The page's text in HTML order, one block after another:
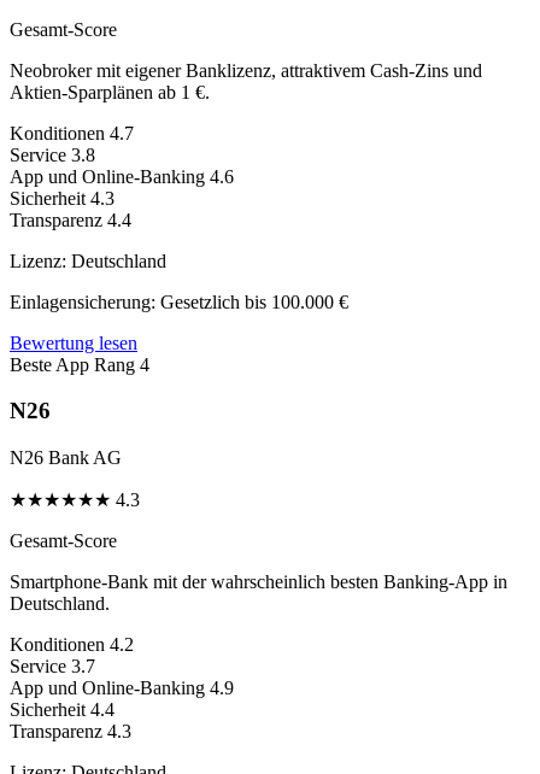
Gesamt-Score
Neobroker mit eigener Banklizenz, attraktivem Cash-Zins und
Aktien-Sparplänen ab 1 €.
Konditionen 4.7
Service 3.8
App und Online-Banking 4.6
Sicherheit 4.3
Transparenz 4.4
Lizenz: Deutschland
Einlagensicherung: Gesetzlich bis 100.000 €
Bewertung lesen
Beste App Rang 4
N26
N26 Bank AG
★★★★★★ 4.3
Gesamt-Score
Smartphone-Bank mit der wahrscheinlich besten Banking-App in
Deutschland.
Konditionen 4.2
Service 3.7
App und Online-Banking 4.9
Sicherheit 4.4
Transparenz 4.3